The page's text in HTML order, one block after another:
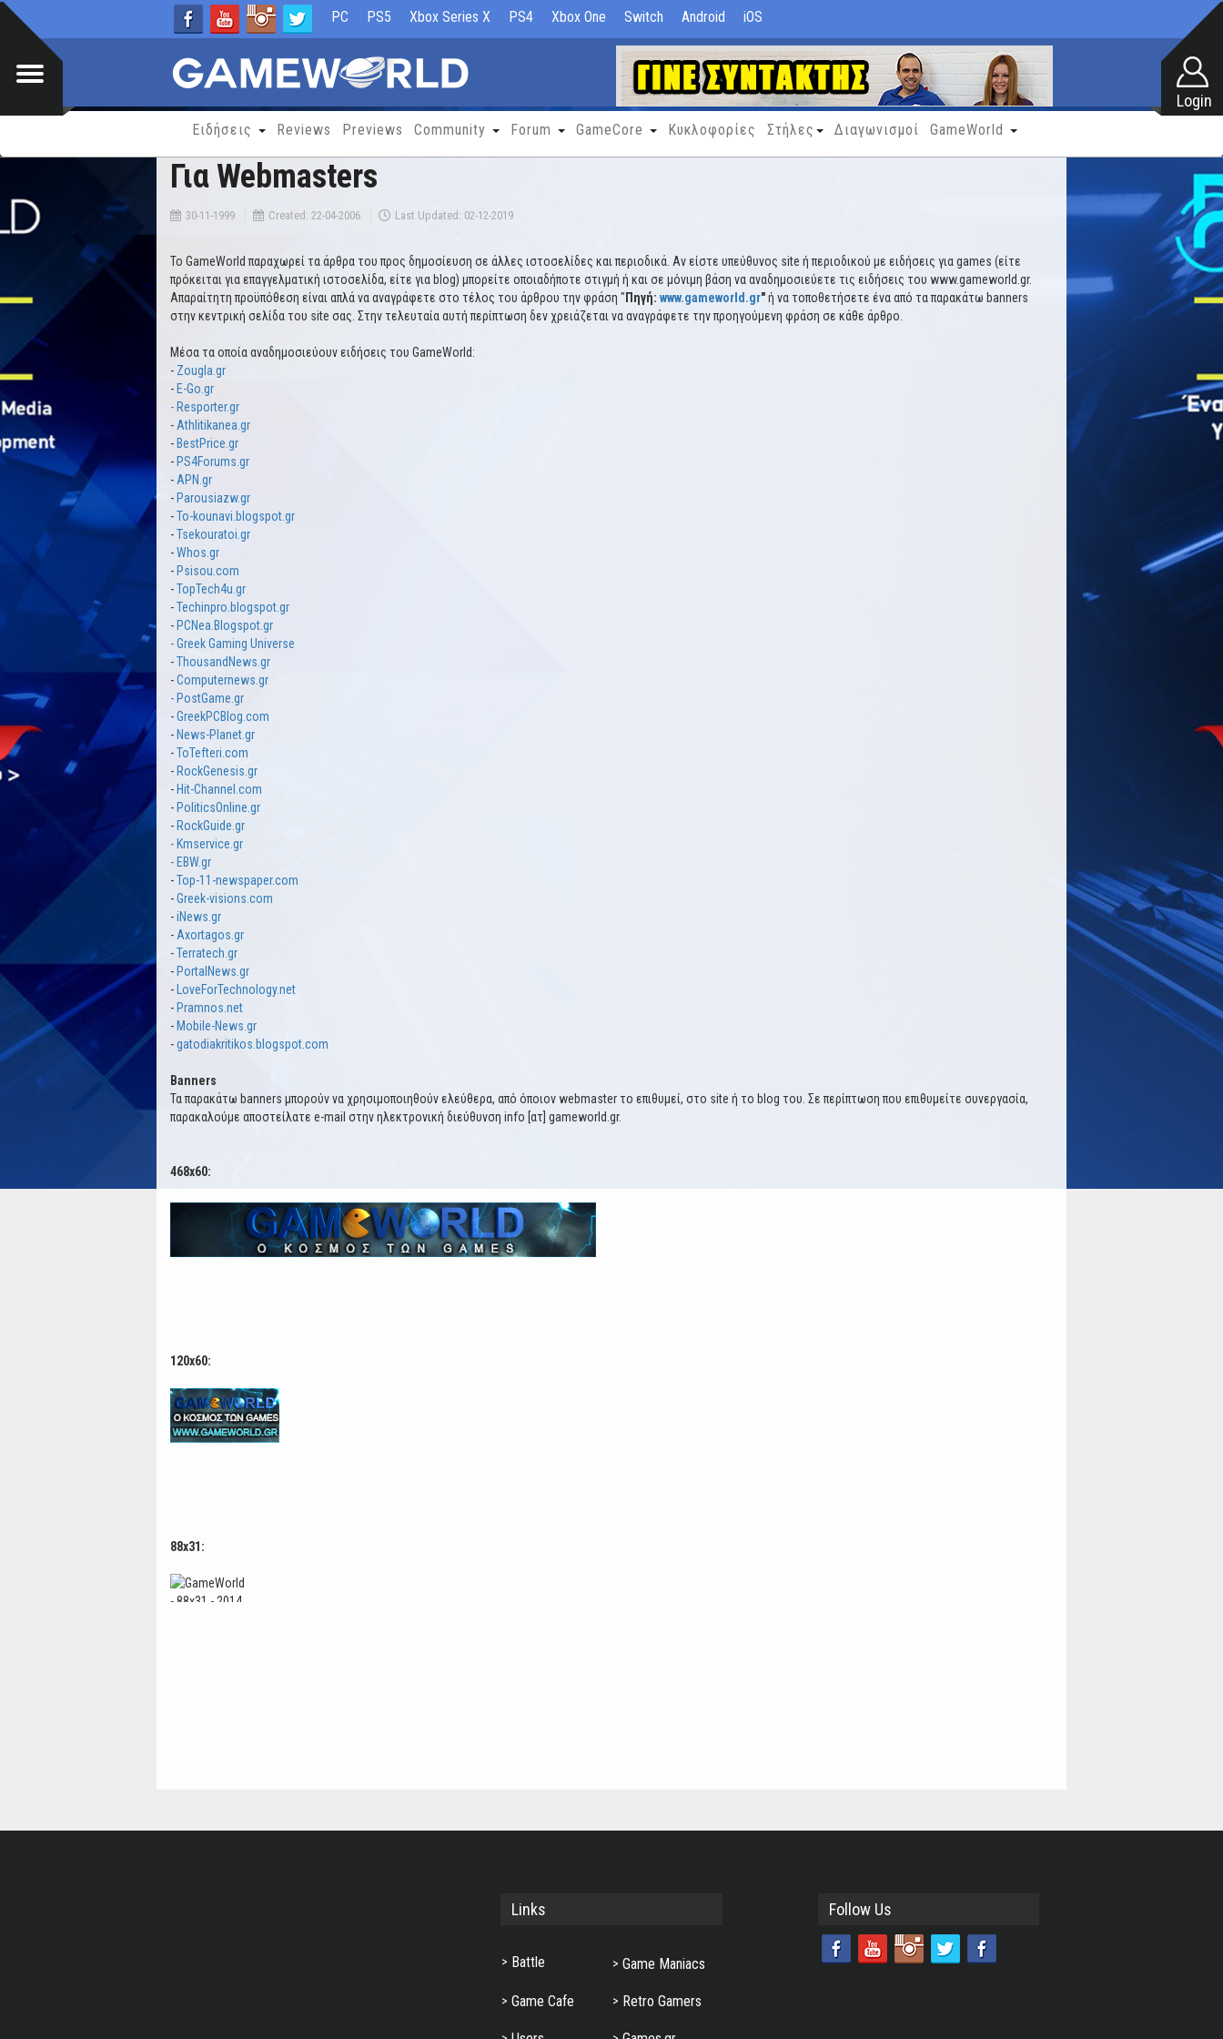
PC PS5 Xbox Series X PS4 Xbox One Switch Android iOS
Ειδήσεις Reviews Previews Community Forum GameCore Κυκλοφορίες Στήλες Διαγωνισμοί GameWorld
Για Webmasters
30-11-1999 Created: 22-04-2006 Last Updated: 02-12-2019
Το GameWorld παραχωρεί τα άρθρα του προς δημοσίευση σε άλλες ιστοσελίδες και περιοδικά. Αν είστε υπεύθυνος site ή περιοδικού με ειδήσεις για games (είτε
πρόκειται για επαγγελματική ιστοσελίδα, είτε για blog) μπορείτε οποιαδήποτε στιγμή ή και σε μόνιμη βάση να αναδημοσιεύετε τις ειδήσεις του www.gameworld.gr.
Απαραίτητη προϋπόθεση είναι απλά να αναγράφετε στο τέλος του άρθρου την φράση " Πηγή: www.gameworld.gr"ή να τοποθετήσετε ένα από τα παρακάτω banners
στην κεντρική σελίδα του site σας. Στην τελευταία αυτή περίπτωση δεν χρειάζεται να αναγράφετε την προηγούμενη φράση σε κάθε άρθρο.
Μέσα τα οποία αναδημοσιεύουν ειδήσεις του GameWorld:
- Zougla.gr
- E-Go.gr
- Resporter.gr
- Athlitikanea.gr
- BestPrice.gr
- PS4Forums.gr
- APN.gr
- Parousiazw.gr
-To-kounavi.blogspot.gr
-Tsekouratoi.gr
-Whos.gr
- Psisou.com
-TopTech4u.gr
-Techinpro.blogspot.gr
- PCNea.Blogspot.gr
-Greek Gaming Universe
-ThousandNews.gr
-Computernews.gr
- PostGame.gr
-GreekPCBlog.com
- News-Planet.gr
-ToTefteri.com
- RockGenesis.gr
- Hit-Channel.com
- PoliticsOnline.gr
- RockGuide.gr
- Kmservice.gr
- EBW.gr
-Top-11-newspaper.com
-Greek-visions.com
-iNews.gr
- Axortagos.gr
-Terratech.gr
- PortalNews.gr
- LoveForTechnology.net
- Pramnos.net
- Mobile-News.gr
-gatodiakritikos.blogspot.com
Banners
Τα παρακάτω banners μπορούν να χρησιμοποιηθούν ελεύθερα, από όποιον webmaster το επιθυμεί, στο site ή το blog του. Σε περίπτωση που επιθυμείτε συνεργασία,
παρακαλούμε αποστείλατε e-mail στην ηλεκτρονική διεύθυνση info [ατ] gameworld.gr.
468x60:
120x60:
88x31:
Links
Battle Game Maniacs
Game Cafe Retro Gamers
Follow Us